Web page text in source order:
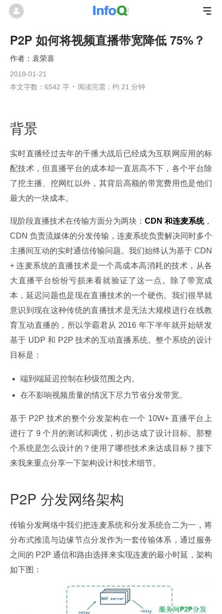
P2P 如何将视频直播带宽降低 75%？
袁荣喜
2018-01-21
本文字数：6542 字
阅读完需：约 21 分钟
背景
实时直播经过去年的千播大战后已经成为互联网应用的标
配技术，但直播平台的成本却一直居高不下，各个平台除
了挖主播、挖网红以外，其背后高额的带宽费用也是他们
最大的一块成本。
现阶段直播技术在传输方面分为两块： CDN 和连麦系统，
CDN 负责流媒体的分发传输，连麦系统负责解决同时多个
主播间互动的实时通信传输问题。我们始终认为基于 CDN
+ 连麦系统的直播技术是一个高成本高消耗的技术，从各
大直播平台纷纷亏损来看就验证了这一点。除了带宽成
本，延迟问题也是现在直播技术的一个硬伤。我们很早就
意识到现在这种传统的直播技术是无法大规模进行在线教
育互动直播的，所以学霸君从 2016 年下半年就开始研发
基于 UDP 和 P2P 技术的互动直播系统。整个系统的设计
目标是：
端到端延迟控制在秒级范围之内。
在不影响视频质量的情况下尽力节省分发带宽。
基于 P2P 技术的整个分发架构在一个 10W+ 直播平台上
进行了 9 个月的测试和调优，初步达成了设计目标。那整
个系统是怎么设计的？使用了哪些技术来达成目标？接下
来我来重点分享一下架构设计和技术细节。
P2P 分发网络架构
传输分发网络中我们把连麦系统和分发系统合二为一，将
分布式推流与边缘节点分发作为一套传输体系，通过服务
之间的 P2P 通信和路由选择来实现连麦的最小时延，架构
如下图：